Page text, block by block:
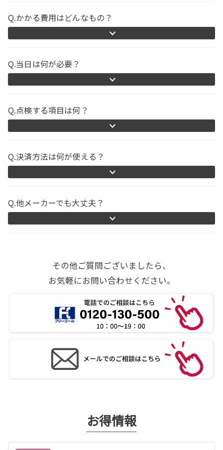
Q.かかる費用はどんなもの？
Q.当日は何が必要？
Q.点検する項目は何？
Q.決済方法は何が使える？
Q.他メーカーでも大丈夫？
その他ご質問ございましたら、
お気軽にお問い合わせください。
お得情報